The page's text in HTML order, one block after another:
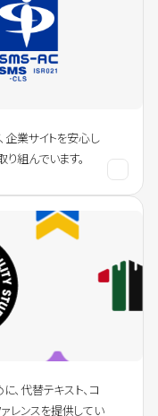
企業サイトを安心し
組んでいます。
、代替テキスト、コ
レンスを提供してい